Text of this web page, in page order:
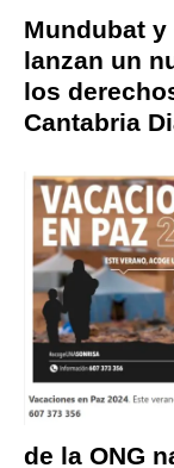
Mundubat y
lanzan un
los
Cantabria
de la ONG